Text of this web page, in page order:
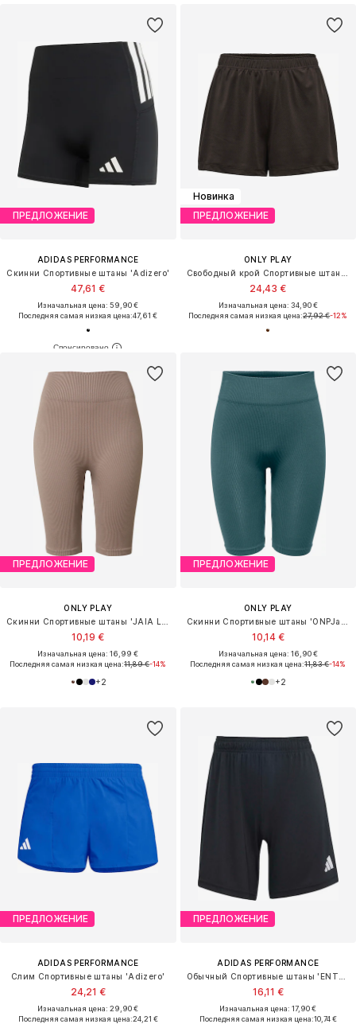
ПРЕДЛОЖЕНИЕ
ADIDAS PERFORMANCE
Скинни Спортивные штаны 'Adizero'
47,61 €
Изначальная цена: 59,90 €
Последняя самая низкая цена:47,61 €
Новинка
ПРЕДЛОЖЕНИЕ
ONLY PLAY
24,43 €
Изначальная цена: 34,90 €
Последняя самая низкая цена:27,92 €-12%
ПРЕДЛОЖЕНИЕ
ONLY PLAY
10,19 €
Изначальная цена: 16,99 €
Последняя самая низкая цена:11,89 €-14%
+2
ПРЕДЛОЖЕНИЕ
ONLY PLAY
10,14 €
Изначальная цена: 16,90 €
Последняя самая низкая цена:11,83 €-14%
+2
ПРЕДЛОЖЕНИЕ
ADIDAS PERFORMANCE
Слим Спортивные штаны 'Adizero'
24,21 €
Изначальная цена: 29,90 €
Последняя самая низкая цена:24,21 €
ПРЕДЛОЖЕНИЕ
ADIDAS PERFORMANCE
16,11 €
Изначальная цена: 17,90 €
Последняя самая низкая цена:10,74 €